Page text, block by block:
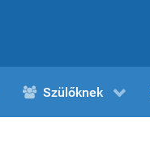
Szülőknek